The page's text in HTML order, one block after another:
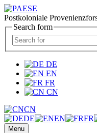
Postkoloniale
Search form
DE
EN
FR
CN
CN
DE
EN FR
Menu